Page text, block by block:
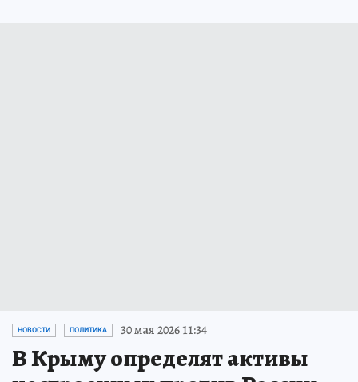
НОВОСТИ ПОЛИТИКА 30 мая 2026 11:34
В Крыму определят активы